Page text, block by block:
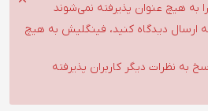
به هیچ عنوان پذیرفته نمی‌شوند
ارسال دیدگاه کنید، فینگلیش به هیچ
به نظرات دیگر کاربران پذیرفته